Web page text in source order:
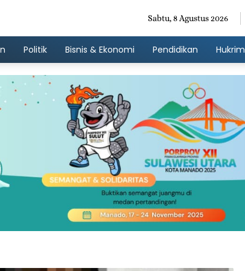
Sabtu, 8 Agustus 2026
Politik Bisnis & Ekonomi Pendidikan Hukrim